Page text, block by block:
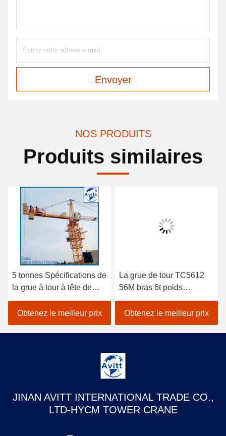
Envoyer
NOS PRODUITS
Produits similaires
5 tonnes Spécifications de
la grue à tour à tête de
chat pour les projets de
construction civile
Obtenez le meilleur prix
La grue de tour TC5612
56M bras 6t poids
équipement de
construction de bâtiment
Obtenez le meilleur prix
JINAN AVITT INTERNATIONAL TRADE CO.,
LTD-HYCM TOWER CRANE